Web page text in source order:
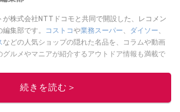
が株式会社NTTドコモと共同で開設した、レコメン
集部です。
コストコや業務スーパー、 ダイソー、
などの人気ショップの隠れた名品を、コラムや動画
グルメやマニアが紹介するアウトドア情報も満載で
トレンド情報をお届けしているので、ぜひ
ください！続きを読む＞